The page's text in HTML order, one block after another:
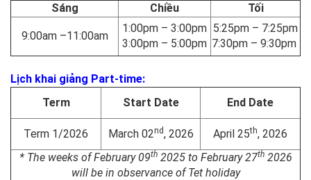
Sáng
Chiều Tối
9:00am –11:00am
1:00pm – 3:00pm
3:00pm – 5:00pm
5:25pm – 7:25pm
7:30pm – 9:30pm
Lịch khai giảng Part-time:
Term
Start Date End Date
Term 1/2026 March 02nd, 2026 April 25th, 2026
* The weeks of February 09th2025 to February 27th2026
will be in observance of Tet holiday